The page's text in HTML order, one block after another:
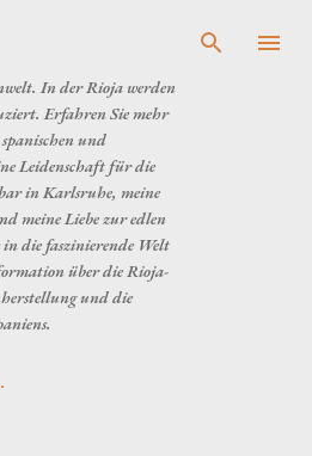
In der Rioja werden
Erfahren Sie mehr
und
Leidenschaft für die
in Karlsruhe, meine
meine Liebe zur edlen
die faszinierende Welt
über die Rioja-
und die